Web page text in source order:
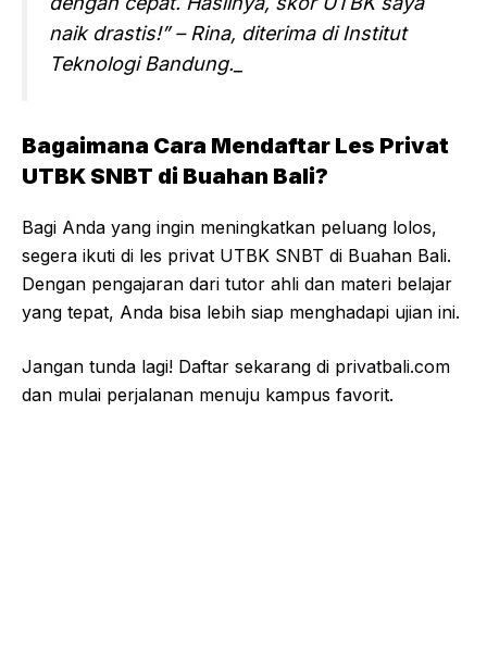
naik drastis!” – Rina, diterima di Institut
Teknologi Bandung._
Bagaimana Cara Mendaftar Les Privat
UTBK SNBT di Buahan Bali?
Bagi Anda yang ingin meningkatkan peluang lolos,
segera ikuti di les privat UTBK SNBT di Buahan Bali.
Dengan pengajaran dari tutor ahli dan materi belajar
yang tepat, Anda bisa lebih siap menghadapi ujian ini.
Jangan tunda lagi! Daftar sekarang di privatbali.com
dan mulai perjalanan menuju kampus favorit.